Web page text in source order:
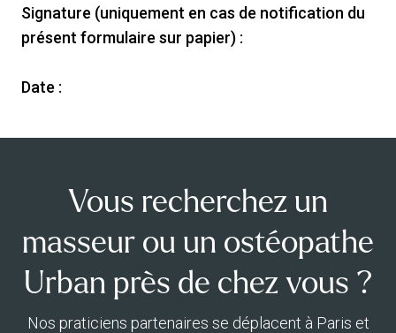
Signature (uniquement en cas de notification du
présent formulaire sur papier) :
Date :
Vous recherchez un
masseur ou un ostéopathe
Urban près de chez vous ?
Nos praticiens partenaires se déplacent à Paris et